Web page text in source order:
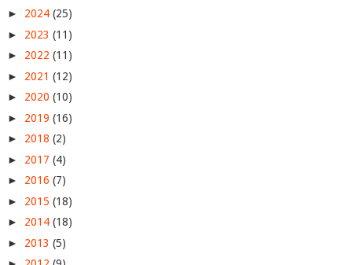
► 2024 (25)
► 2023 (11)
► 2022 (11)
► 2021 (12)
► 2020 (10)
► 2019 (16)
► 2018 (2)
► 2017 (4)
► 2016 (7)
► 2015 (18)
► 2014 (18)
► 2013 (5)